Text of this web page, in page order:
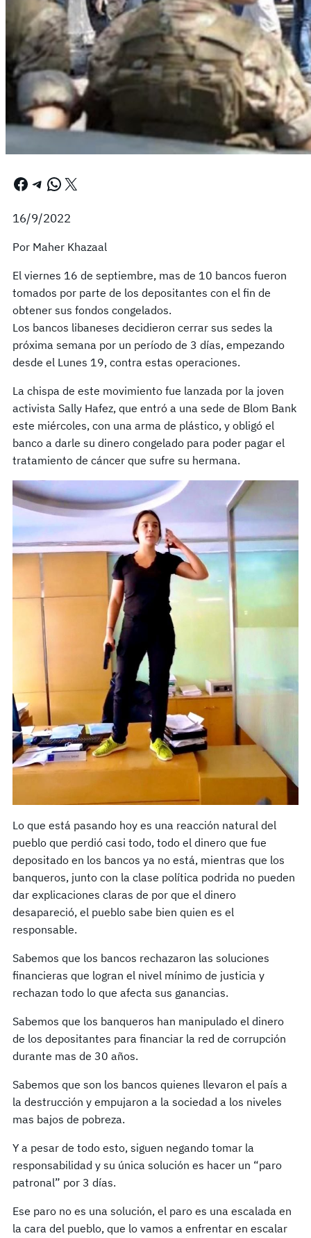
Facebook Telegram WhatsApp X
16/9/2022
Por Maher Khazaal
El viernes 16 de septiembre, mas de 10 bancos fueron
tomados por parte de los depositantes con el fin de
obtener sus fondos congelados.
Los bancos libaneses decidieron cerrar sus sedes la
próxima semana por un período de 3 días, empezando
desde el Lunes 19, contra estas operaciones.
La chispa de este movimiento fue lanzada por la joven
activista Sally Hafez, que entró a una sede de Blom Bank
este miércoles, con una arma de plástico, y obligó el
banco a darle su dinero congelado para poder pagar el
tratamiento de cáncer que sufre su hermana.
Lo que está pasando hoy es una reacción natural del
pueblo que perdió casi todo, todo el dinero que fue
depositado en los bancos ya no está, mientras que los
banqueros, junto con la clase política podrida no pueden
dar explicaciones claras de por que el dinero
desapareció, el pueblo sabe bien quien es el
responsable.
Sabemos que los bancos rechazaron las soluciones
financieras que logran el nivel mínimo de justicia y
rechazan todo lo que afecta sus ganancias.
Sabemos que los banqueros han manipulado el dinero
de los depositantes para financiar la red de corrupción
durante mas de 30 años.
Sabemos que son los bancos quienes llevaron el país a
la destrucción y empujaron a la sociedad a los niveles
mas bajos de pobreza.
Y a pesar de todo esto, siguen negando tomar la
responsabilidad y su única solución es hacer un “paro
patronal” por 3 días.
Ese paro no es una solución, el paro es una escalada en
la cara del pueblo, que lo vamos a enfrentar en escalar